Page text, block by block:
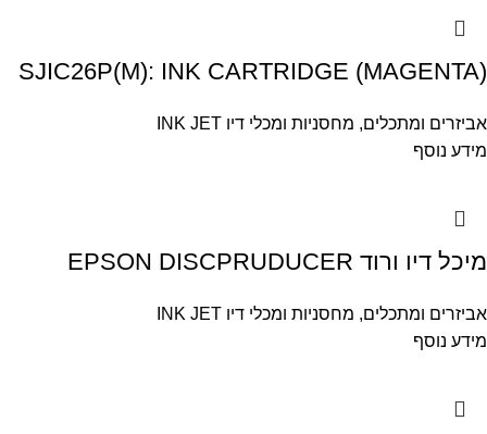
SJIC26P(M): INK CARTRIDGE (MAGENTA)
אביזרים ומתכלים, מחסניות ומכלי דיו INK JET
מידע נוסף
מיכל דיו ורוד EPSON DISCPRUDUCER
אביזרים ומתכלים, מחסניות ומכלי דיו INK JET
מידע נוסף